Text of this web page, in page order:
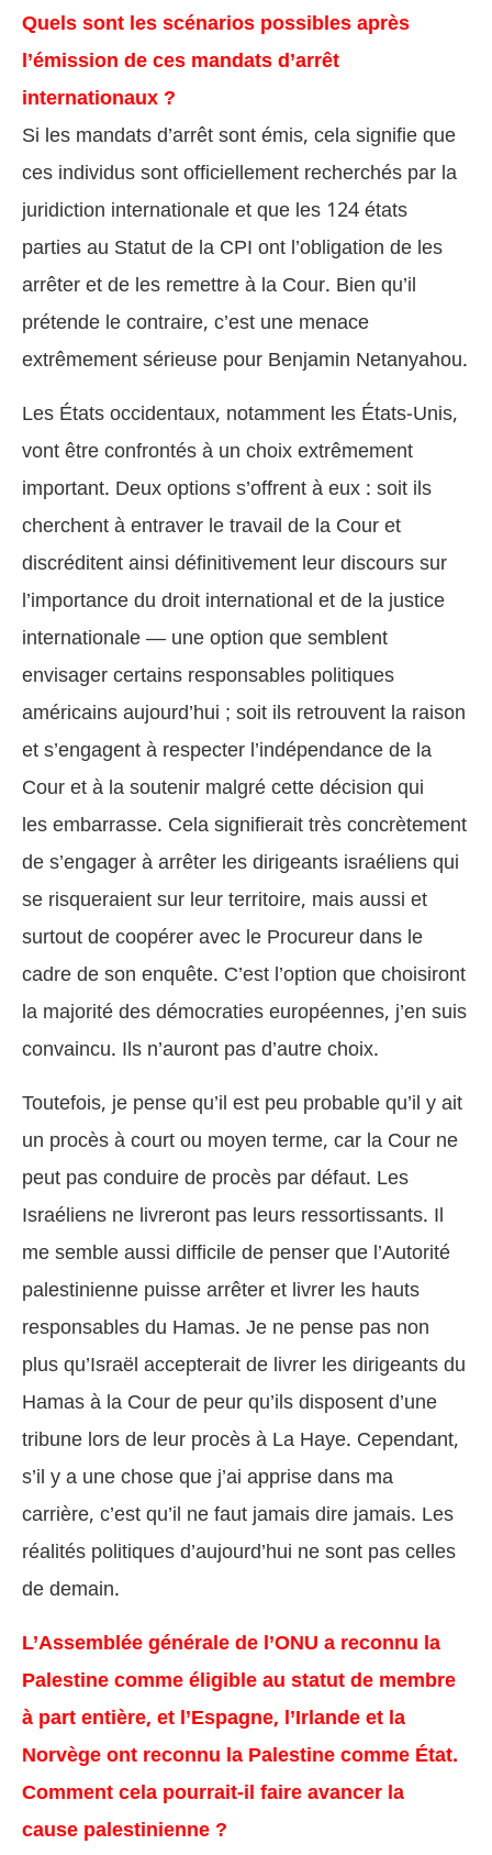
Quels sont les scénarios possibles après
l’émission de ces mandats d’arrêt
internationaux ?
Si les mandats d’arrêt sont émis, cela signifie que
ces individus sont officiellement recherchés par la
juridiction internationale et que les 124 états
parties au Statut de la CPI ont l’obligation de les
arrêter et de les remettre à la Cour. Bien qu’il
prétende le contraire, c’est une menace
extrêmement sérieuse pour Benjamin Netanyahou.
Les États occidentaux, notamment les États-Unis,
vont être confrontés à un choix extrêmement
important. Deux options s’offrent à eux : soit ils
cherchent à entraver le travail de la Cour et
discréditent ainsi définitivement leur discours sur
l’importance du droit international et de la justice
internationale — une option que semblent
envisager certains responsables politiques
américains aujourd’hui ; soit ils retrouvent la raison
et s’engagent à respecter l’indépendance de la
Cour et à la soutenir malgré cette décision qui
les embarrasse. Cela signifierait très concrètement
de s’engager à arrêter les dirigeants israéliens qui
se risqueraient sur leur territoire, mais aussi et
surtout de coopérer avec le Procureur dans le
cadre de son enquête. C’est l’option que choisiront
la majorité des démocraties européennes, j’en suis
convaincu. Ils n’auront pas d’autre choix.
Toutefois, je pense qu’il est peu probable qu’il y ait
un procès à court ou moyen terme, car la Cour ne
peut pas conduire de procès par défaut. Les
Israéliens ne livreront pas leurs ressortissants. Il
me semble aussi difficile de penser que l’Autorité
palestinienne puisse arrêter et livrer les hauts
responsables du Hamas. Je ne pense pas non
plus qu’Israël accepterait de livrer les dirigeants du
Hamas à la Cour de peur qu’ils disposent d’une
tribune lors de leur procès à La Haye. Cependant,
s’il y a une chose que j’ai apprise dans ma
carrière, c’est qu’il ne faut jamais dire jamais. Les
réalités politiques d’aujourd’hui ne sont pas celles
de demain.
L’Assemblée générale de l’ONU a reconnu la
Palestine comme éligible au statut de membre
à part entière, et l’Espagne, l’Irlande et la
Norvège ont reconnu la Palestine comme État.
Comment cela pourrait-il faire avancer la
cause palestinienne ?